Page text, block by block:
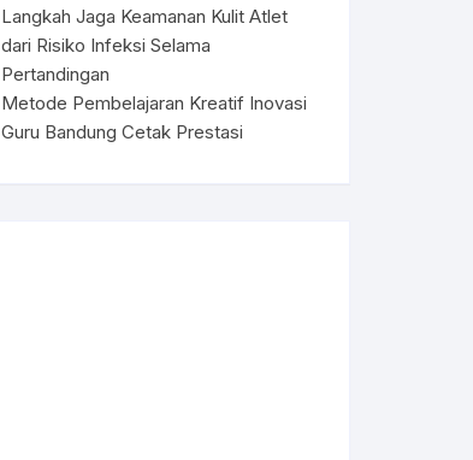
Langkah Jaga Keamanan Kulit Atlet
dari Risiko Infeksi Selama
Pertandingan
Metode Pembelajaran Kreatif Inovasi
Guru Bandung Cetak Prestasi